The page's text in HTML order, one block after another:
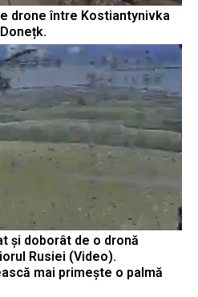
drone între Kostiantynivka
și doborât de o dronă
Rusiei (Video).
mai primește o palmă